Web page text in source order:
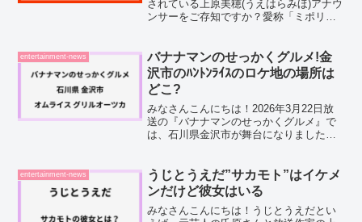
されている上原美穂(うえはらみほ)アナウ
ンサーをご存知ですか？愛称「ミポリ
力的ですよね。そんな上原アナウンサー
の出身高校や大学につい...
entertainment-news
バナナマンのせっかくグルメ!金
沢市のﾊﾝﾄﾝﾗｲｽのロケ地の場所は
どこ?
みなさんこんにちは！2026年3月22日放
送の『バナナマンのせっかくグルメ』で
は、石川県金沢市が舞台になりました。
は"洋食文化"もかなり根強いエリアなん
ですよね。昔なが...
entertainment-news
うじとうえだ”サカモト”はイケメ
ンだけど彼女はいる
みなさんこんにちは！うじとうえだとい